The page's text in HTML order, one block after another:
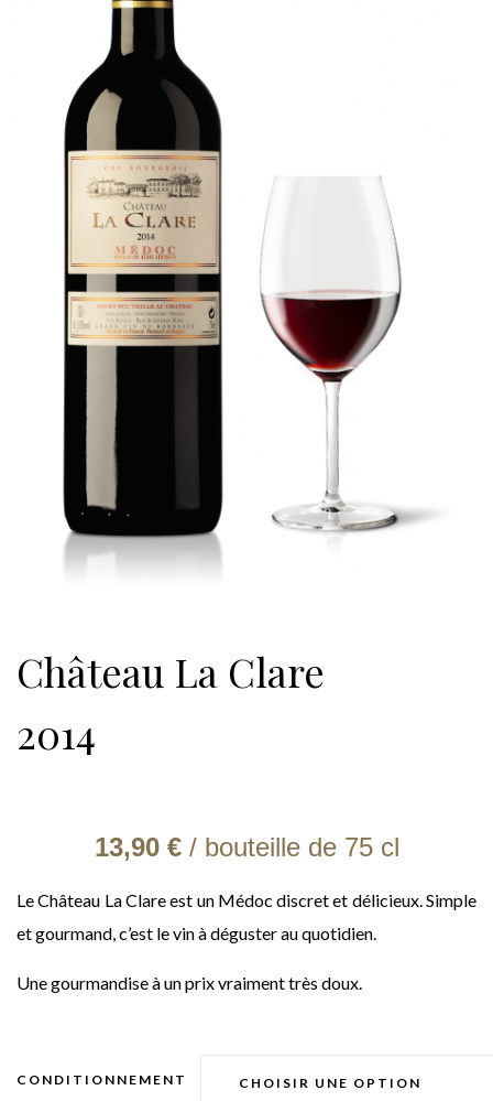
Château La Clare
2014
13,90 € / bouteille de 75 cl
Le Château La Clare est un Médoc discret et délicieux. Simple
et gourmand, c’est le vin à déguster au quotidien.
Une gourmandise à un prix vraiment très doux.
CONDITIONNEMENT